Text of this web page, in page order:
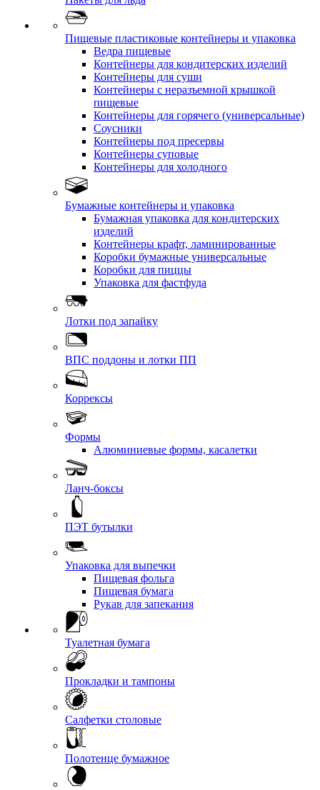
Пищевые пластиковые контейнеры и упаковка
Ведра пищевые
Контейнеры для кондитерских изделий
Контейнеры для суши
Контейнеры с неразъемной крышкой
пищевые
Контейнеры для горячего (универсальные)
Соусники
Контейнеры под пресервы
Контейнеры суповые
Контейнеры для холодного
Бумажные контейнеры и упаковка
Бумажная упаковка для кондитерских
изделий
Контейнеры крафт, ламинированные
Коробки бумажные универсальные
Коробки для пиццы
Упаковка для фастфуда
Лотки под запайку
ВПС поддоны и лотки ПП
Коррексы
Формы
Алюминиевые формы, касалетки
Ланч-боксы
ПЭТ бутылки
Упаковка для выпечки
Пищевая фольга
Пищевая бумага
Рукав для запекания
Туалетная бумага
Прокладки и тампоны
Салфетки столовые
Полотенце бумажное